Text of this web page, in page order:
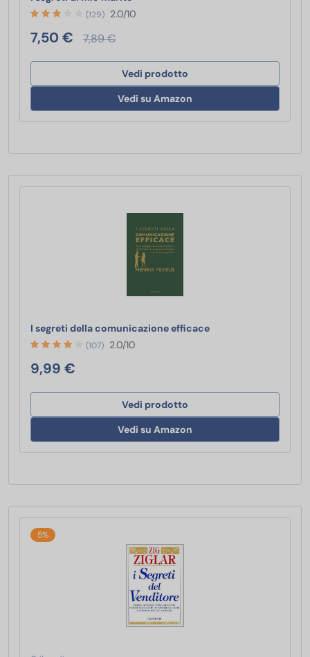
(129) 2.0/10
7,50 € 7,89 €
Vedi prodotto
Vedi su Amazon
I segreti della comunicazione efficaceI segreti della
(107) 2.0/10
9,99 €
Vedi prodotto
Vedi su Amazon
5%